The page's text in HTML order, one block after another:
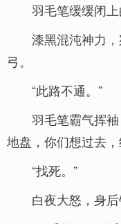
羽毛笔缓缓闭
漆黑混沌神力
弓。
“此路不通。”
羽毛笔霸气挥
地盘，你们想过去
“找死。”
白夜大怒，身后